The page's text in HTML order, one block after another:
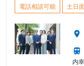
電話相談可能 土日
内